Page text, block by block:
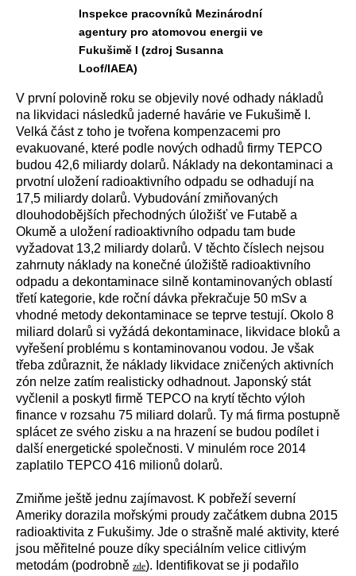
Inspekce pracovníků Mezinárodní
agentury pro atomovou energii ve
Fukušimě I (zdroj Susanna
Loof/IAEA)
V první polovině roku se objevily nové odhady nákladů
na likvidaci následků jaderné havárie ve Fukušimě I.
Velká část z toho je tvořena kompenzacemi pro
evakuované, které podle nových odhadů firmy TEPCO
budou 42,6 miliardy dolarů. Náklady na dekontaminaci a
prvotní uložení radioaktivního odpadu se odhadují na
17,5 miliardy dolarů. Vybudování zmiňovaných
dlouhodobějších přechodných úložišť ve Futabě a
Okumě a uložení radioaktivního odpadu tam bude
vyžadovat 13,2 miliardy dolarů. V těchto číslech nejsou
zahrnuty náklady na konečné úložiště radioaktivního
odpadu a dekontaminace silně kontaminovaných oblastí
třetí kategorie, kde roční dávka překračuje 50 mSv a
vhodné metody dekontaminace se teprve testují. Okolo 8
miliard dolarů si vyžádá dekontaminace, likvidace bloků a
vyřešení problému s kontaminovanou vodou. Je však
třeba zdůraznit, že náklady likvidace zničených aktivních
zón nelze zatím realisticky odhadnout. Japonský stát
vyčlenil a poskytl firmě TEPCO na krytí těchto výloh
finance v rozsahu 75 miliard dolarů. Ty má firma postupně
splácet ze svého zisku a na hrazení se budou podílet i
další energetické společnosti. V minulém roce 2014
zaplatilo TEPCO 416 milionů dolarů.
Zmiňme ještě jednu zajímavost. K pobřeží severní
Ameriky dorazila mořskými proudy začátkem dubna 2015
radioaktivita z Fukušimy. Jde o strašně malé aktivity, které
jsou měřitelné pouze díky speciálním velice citlivým
metodám (podrobně zde). Identifikovat se ji podařilo